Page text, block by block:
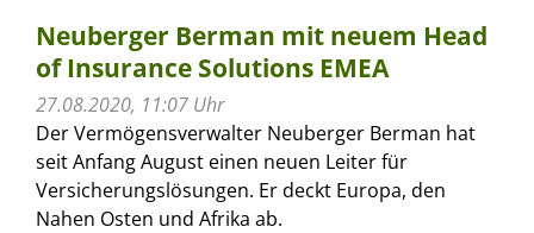
Neuberger Berman mit neuem Head
of Insurance Solutions EMEA
27.08.2020, 11:07 Uhr
Der Vermögensverwalter Neuberger Berman hat
seit Anfang August einen neuen Leiter für
Versicherungslösungen. Er deckt Europa, den
Nahen Osten und Afrika ab.